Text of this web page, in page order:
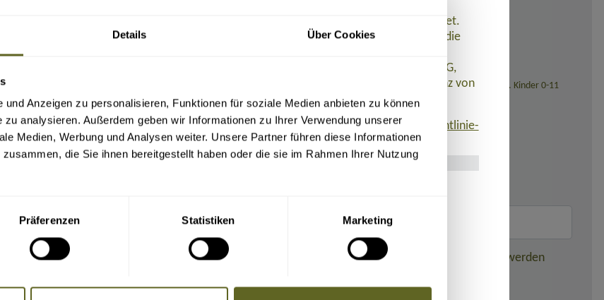
Details Über Cookies
Anzeigen zu personalisieren, Funktionen für soziale Medien anbieten zu können
zu analysieren. Außerdem geben wir Informationen zu Ihrer Verwendung unserer
Medien, Werbung und Analysen weiter. Unsere Partner führen diese Informationen
die Sie ihnen bereitgestellt haben oder die sie im Rahmen Ihrer Nutzung
Präferenzen Statistiken Marketing
ab November 2026: 109,- Euro), 129,- Euro nach Ticketausstellung (bei Reisedatum ab November 2026: 139,- Euro). Kinder 0-11
Telefondaten und E-Mail-Adresse an die Mitreisenden dieser gebuchten Reise weitergegeben werden
Beistand, wenn dieser sich in Schwierigkeiten befindet.
oder in einigen Mitgliedstaaten des Reisevermittlers werden Zahlungen zurückerstattet.
sofern einschlägig, des Reisevermittlers nach Beginn der Pauschalreise ein und ist die
so wird die Rückbeförderung der Reisenden gewährleistet. AT REISEN GmbH hat eine
AG abgeschlossen. Die Reisenden können R+V Allgemeine Versicherung AG,
533 5859, info@ruv.de kontaktieren, wenn ihnen Leistungen aufgrund der Insolvenz von
in der in das nationale Recht umgesetzten Form zu finden ist:www.umsetzung-richtlinie-